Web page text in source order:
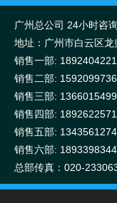
广州总公司 24小时咨
地址：广州市白云区
销售一部:
销售二部:
销售三部:
销售四部:
销售五部:
销售六部:
总部传真：020-